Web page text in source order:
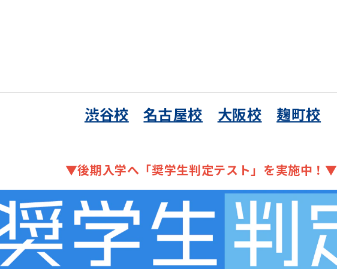
渋谷校 名古屋校 大阪校 麹町校
▼後期入学へ「奨学生判定テスト」を実施中！▼